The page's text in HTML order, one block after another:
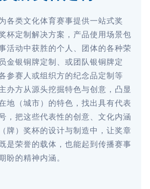
各类文化体育赛事提供一站式奖
杯定制解决方案，产品使用场景包
活动中获胜的个人、团体的各种荣
金银铜牌定制、或团队银铜牌定
参赛人或组织方的纪念品定制等
办方从源头挖掘特色与创意，凸显
地（城市）的特色，找出具有代表
，把这些代表性的创意、文化内涵
牌）奖杯的设计与制造中，让奖章
是荣誉的载体，也能起到传播赛事
盼的精神内涵。